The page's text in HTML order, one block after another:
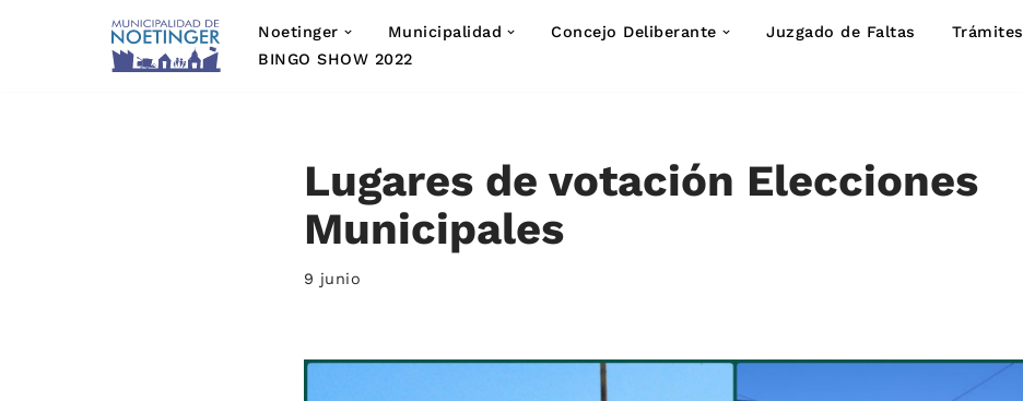
Noetinger Municipalidad Concejo Deliberante Juzgado de Faltas Trámites
BINGO SHOW 2022
Lugares de votación Elecciones
Municipales
9 junio